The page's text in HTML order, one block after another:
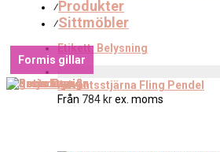
⁄Produkter
⁄Sittmöbler
Etikett: Belysning
Adventsstjärna Fling Pendel
Från 784 krex. moms
Formis gillar